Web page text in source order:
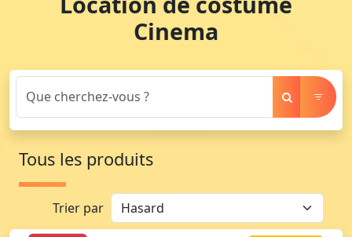
Cinema
Tous les produits
Trier par